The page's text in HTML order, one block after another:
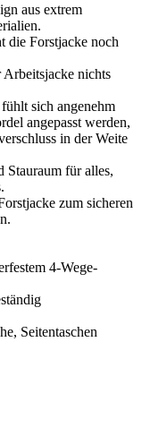
aus extrem
die Forstjacke noch
nichts
sich angenehm
angepasst werden,
in der Weite
Stauraum für alles,
zum sicheren
4-Wege-
Seitentaschen